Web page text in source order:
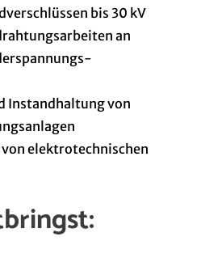
bis 30 kV
an
Instandhaltung von
elektrotechnischen